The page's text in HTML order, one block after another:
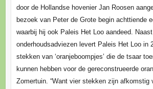
door de Hollandse hovenier Jan Roosen
bezoek van Peter de Grote begin achttiende
waarbij hij ook Paleis Het Loo aandeed.
onderhoudsadviezen levert Paleis Het Loo in
stekken van ‘oranjeboompjes’ die de tsaar
kunnen hebben voor de gereconstrueerde
Zomertuin. “Want vier stekken zijn afkomstig